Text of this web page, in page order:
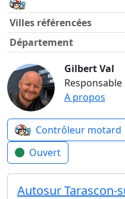
Villes référencées
Département
Gilbert Val
A propos
Contrôleur motard
Ouvert
Autosur Tarascon-